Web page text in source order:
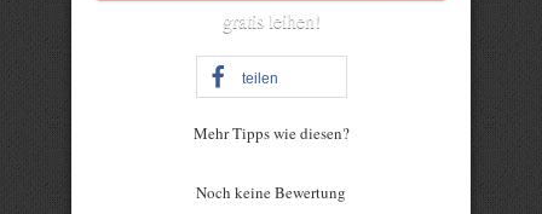
gratis leihen!
teilen
Mehr Tipps wie diesen?
Noch keine Bewertung